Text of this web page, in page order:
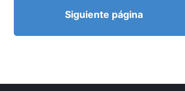
Siguiente página